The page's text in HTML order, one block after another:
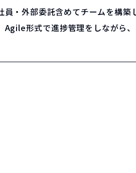
・外部委託含めてチームを構築
Agile形式で進捗管理をしながら